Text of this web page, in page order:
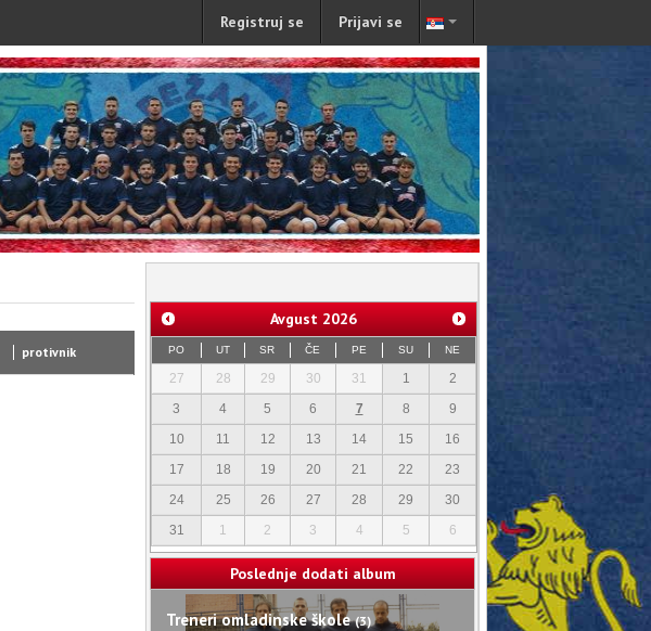
Registruj se Prijavi se
protivnik
Avgust 2026
PO UT SR ČE PE SU NE
27 28 29 30 31 1
2
3
4 5 6 7 8
9
10
11 12 13 14 15
16
17
18 19 20 21 22
23
24
25 26 27 28 29
30
31
1 2 3 4 5 6
Poslednje dodati album
Treneri omladinske škole(3)